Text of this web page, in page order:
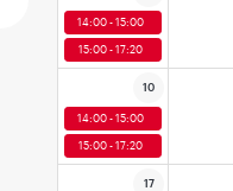
14:00 - 15:00
15:00 - 17:20
10
14:00 - 15:00
15:00 - 17:20
17